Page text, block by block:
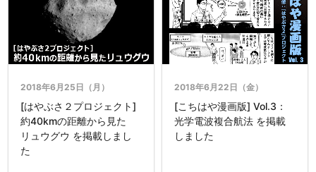
2018年6月25日（月）
[はやぶさ２プロジェクト]
約40kmの距離から見た
リュウグウ を掲載しまし
た
2018年6月22日（金）
[こちはや漫画版] Vol.3：
光学電波複合航法 を掲載
しました